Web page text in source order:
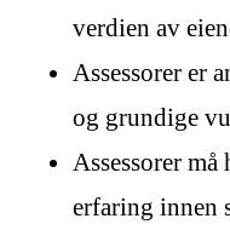
verdien av
Assessorer er
og grundige
Assessorer
erfaring innen